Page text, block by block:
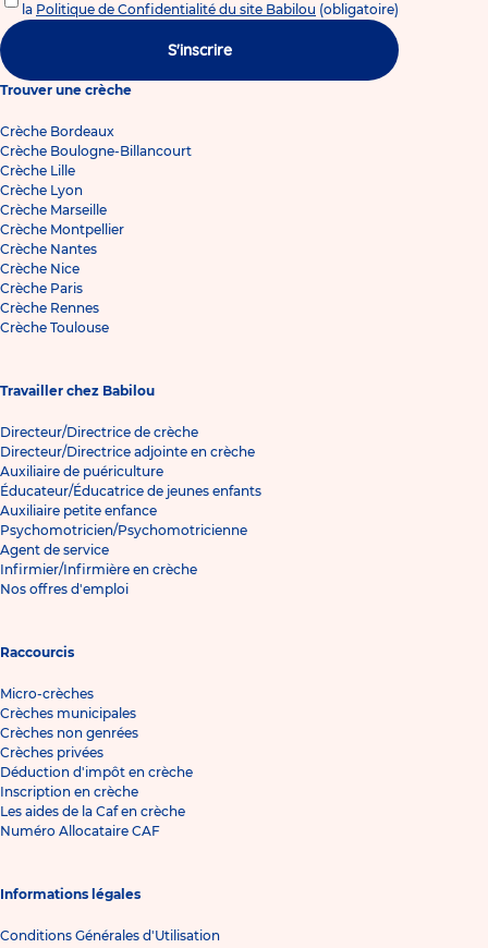
la Politique de Confidentialité du site Babilou (obligatoire)
S'inscrire
Trouver une crèche
Crèche Bordeaux
Crèche Boulogne-Billancourt
Crèche Lille
Crèche Lyon
Crèche Marseille
Crèche Montpellier
Crèche Nantes
Crèche Nice
Crèche Paris
Crèche Rennes
Crèche Toulouse
Travailler chez Babilou
Directeur/Directrice de crèche
Directeur/Directrice adjointe en crèche
Auxiliaire de puériculture
Éducateur/Éducatrice de jeunes enfants
Auxiliaire petite enfance
Psychomotricien/Psychomotricienne
Agent de service
Infirmier/Infirmière en crèche
Nos offres d'emploi
Raccourcis
Micro-crèches
Crèches municipales
Crèches non genrées
Crèches privées
Déduction d'impôt en crèche
Inscription en crèche
Les aides de la Caf en crèche
Numéro Allocataire CAF
Informations légales
Conditions Générales d'Utilisation